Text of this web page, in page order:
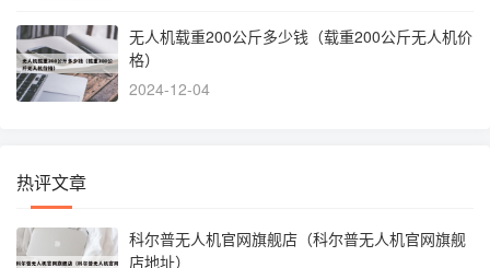
无人机载重200公斤多少钱（载重200公斤无人机价
格）
2024-12-04
热评文章
科尔普无人机官网旗舰店（科尔普无人机官网旗舰
店地址）